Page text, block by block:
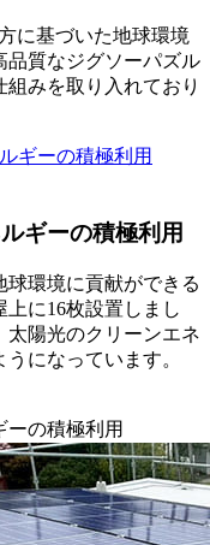
に基づいた地球環境
品質なジグソーパズル
みを取り入れており
ギーの積極利用
ギーの積極利用
環境に貢献ができる
に16枚設置しまし
太陽光のクリーンエネ
になっています。